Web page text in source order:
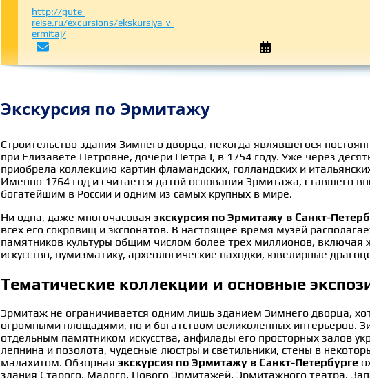
http://gute-
reise.ru/excursions/ekskursiya-v-
ermitaj/
 
Экскурсия по Эрмитажу
Строительство здания Зимнего дворца, некогда являвшегося
при Елизавете Петровне, дочери Петра I, в 1754 году. Уже через
приобрела коллекцию картин фламандских, голландских и
Именно 1764 год и считается датой основания Эрмитажа, ставшего
богатейшим в России и одним из самых крупных в мире.
Ни одна, даже многочасовая экскурсия по Эрмитажу в Санкт-
всех его сокровищ и экспонатов. В настоящее время музей
памятников культуры общим числом более трех миллионов, включая
искусство, нумизматику, археологические находки, ювелирные
Тематические коллекции и основные
Эрмитаж не ограничивается одним лишь зданием Зимнего дворца,
огромными площадями, но и богатством великолепных интерьеров.
отдельным памятником искусства, анфилады его просторных залов
лепнина и позолота, чудесные люстры и светильники, стены в
малахитом. Обзорная экскурсия по Эрмитажу в Санкт-Петербурге
здания Старого, Малого, Нового Эрмитажей, Эрмитажного театра,